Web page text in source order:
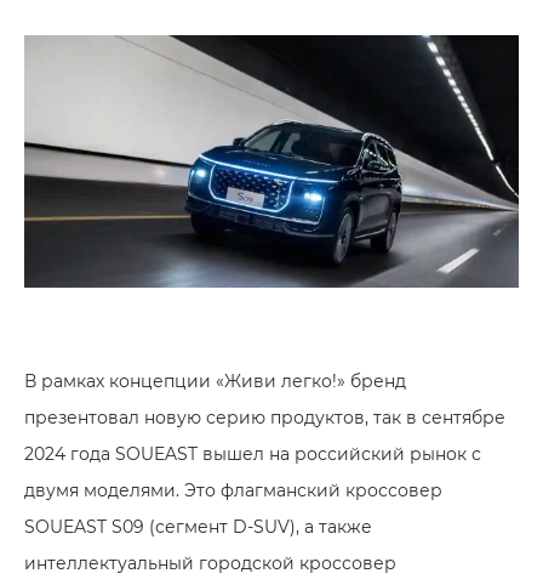
В рамках концепции «Живи легко!» бренд
презентовал новую серию продуктов, так в сентябре
2024 года SOUEAST вышел на российский рынок с
двумя моделями. Это флагманский кроссовер
SOUEAST S09 (сегмент D-SUV), а также
интеллектуальный городской кроссовер